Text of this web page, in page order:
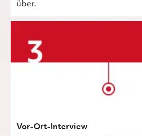
über.
Vor-Ort-Interview